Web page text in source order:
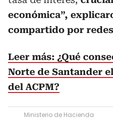
económica”,
compartido por
Leer más: ¿Qué
Norte de Santander
del ACPM?
Ministerio de Hacienda